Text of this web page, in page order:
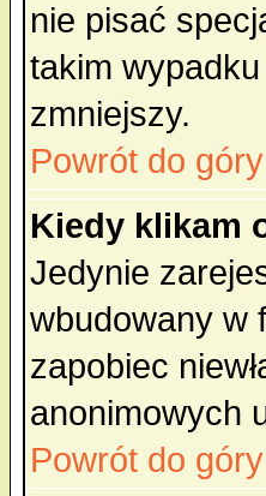
nie pisać
takim
zmniejszy.
Powrót do góry
Kiedy klikam
Jedynie
wbudowany w
zapobiec
anonimowych
Powrót do góry